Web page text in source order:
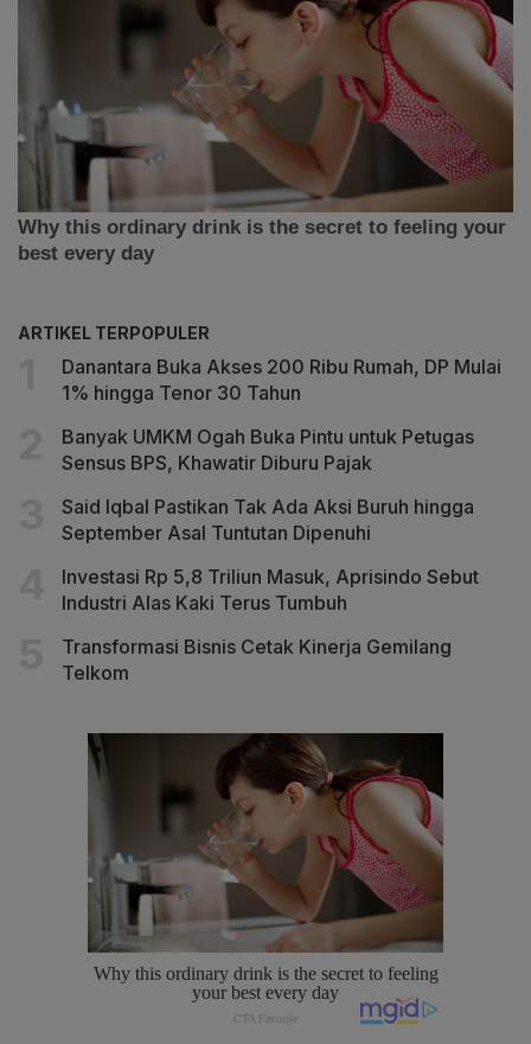
ARTIKEL TERPOPULER
Danantara Buka Akses 200 Ribu Rumah, DP Mulai
1% hingga Tenor 30 Tahun
Banyak UMKM Ogah Buka Pintu untuk Petugas
Sensus BPS, Khawatir Diburu Pajak
Said Iqbal Pastikan Tak Ada Aksi Buruh hingga
September Asal Tuntutan Dipenuhi
Investasi Rp 5,8 Triliun Masuk, Aprisindo Sebut
Industri Alas Kaki Terus Tumbuh
Transformasi Bisnis Cetak Kinerja Gemilang
Telkom